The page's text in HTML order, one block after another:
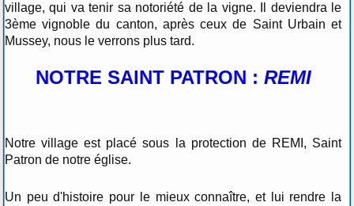
village, qui va tenir sa notoriété de la vigne. Il deviendra le
3ème vignoble du canton, après ceux de Saint Urbain et
Mussey, nous le verrons plus tard.
NOTRE SAINT PATRON : REMI
Notre village est placé sous la protection de REMI, Saint
Patron de notre église.
Un peu d'histoire pour le mieux connaître, et lui rendre la